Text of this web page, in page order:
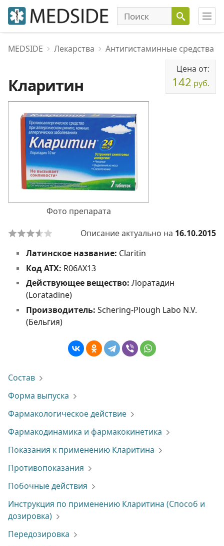
MEDSIDE Лекарства Антигистаминные средства
Кларитин
Цена от:
142 руб.
Фото препарата
Описание актуально на 16.10.2015
Латинское название: Claritin
Код АТХ: R06AX13
Действующее вещество: Лоратадин
(Loratadine)
Производитель: Schering-Plough Labo N.V.
(Бельгия)
Состав
Форма выпуска
Фармакологическое действие
Фармакодинамика и фармакокинетика
Показания к применению Кларитина
Противопоказания
Побочные действия
Инструкция по применению Кларитина (Способ и
дозировка)
Передозировка